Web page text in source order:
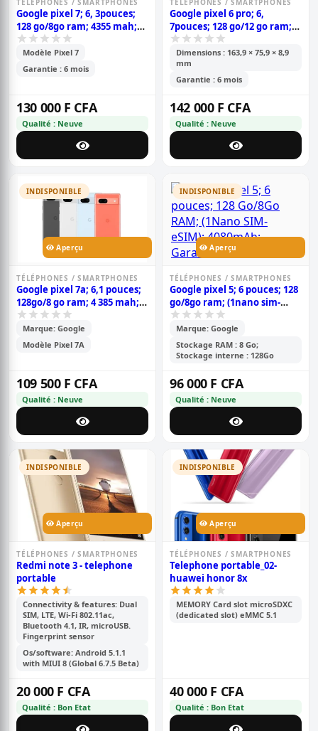
TÉLÉPHONES / SMARTPHONES
Google pixel 7; 6, 3pouces;
128 go/8go ram; 4355 mah;
garantie 6 mois
Modèle Pixel 7
Garantie : 6 mois
130 000 F CFA
Qualité : Neuve
TÉLÉPHONES / SMARTPHONES
Google pixel 6 pro; 6,
7pouces; 128 go/12 go ram;
(1nano sim - esim); 5003
mah; garantie 6 mois
Dimensions : 163,9 × 75,9 × 8,9
mm
Garantie : 6 mois
142 000 F CFA
Qualité : Neuve
INDISPONIBLE
Aperçu
TÉLÉPHONES / SMARTPHONES
Google pixel 7a; 6,1 pouces;
128go/8 go ram; 4 385 mah;
garantie 6 mois
Marque: Google
Modèle Pixel 7A
109 500 F CFA
Qualité : Neuve
INDISPONIBLE
Aperçu
TÉLÉPHONES / SMARTPHONES
Google pixel 5; 6 pouces; 128
go/8go ram; (1nano sim-
esim); 4080mah; garantie 6
mois
Marque: Google
Stockage RAM : 8 Go;
Stockage interne : 128Go
96 000 F CFA
Qualité : Neuve
INDISPONIBLE
Aperçu
TÉLÉPHONES / SMARTPHONES
Redmi note 3 - telephone
portable
Connectivity & features: Dual
SIM, LTE, Wi-Fi 802.11ac,
Bluetooth 4.1, IR, microUSB.
Fingerprint sensor
Os/software: Android 5.1.1
with MIUI 8 (Global 6.7.5 Beta)
20 000 F CFA
Qualité : Bon Etat
INDISPONIBLE
Aperçu
TÉLÉPHONES / SMARTPHONES
Telephone portable_02-
huawei honor 8x
MEMORY Card slot microSDXC
(dedicated slot) eMMC 5.1
40 000 F CFA
Qualité : Bon Etat